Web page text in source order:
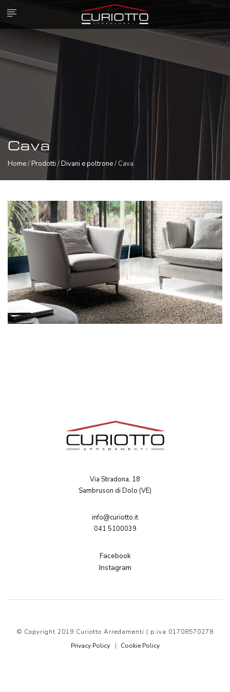
Cava
Home/ Prodotti /Divani e poltrone/ Cava
Via Stradona, 18
Sambruson di Dolo (VE)
info@curiotto.it
041 5100039
Facebook
Instagram
© Copyright 2019 Curiotto Arredamenti | p.iva 01708570278
Privacy Policy
Cookie Policy